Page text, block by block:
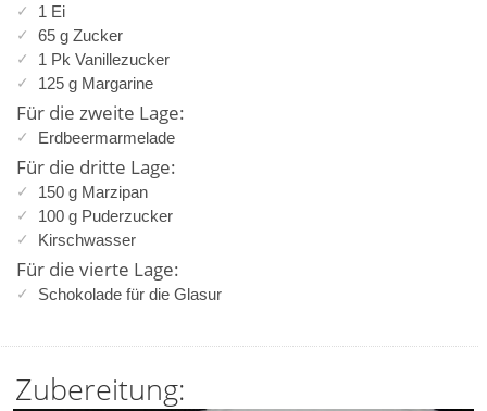
1 Ei
65 g Zucker
1 Pk Vanillezucker
125 g Margarine
Für die zweite Lage:
Erdbeermarmelade
Für die dritte Lage:
150 g Marzipan
100 g Puderzucker
Kirschwasser
Für die vierte Lage:
Schokolade für die Glasur
Zubereitung: